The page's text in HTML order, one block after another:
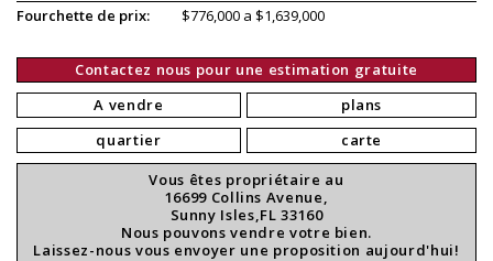
Fourchette de prix:
$776,000 a $1,639,000
Contactez nous pour une estimation gratuite
A vendre
quartier
plans
carte
Vous êtes propriétaire au
16699 Collins Avenue,
Sunny Isles,FL 33160
Nous pouvons vendre votre bien.
Laissez-nous vous envoyer une proposition aujourd'hui!